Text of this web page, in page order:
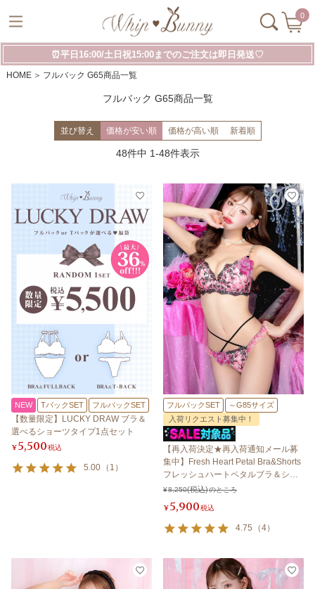
0
⏰平日16:00/土日祝15:00までのご注文は即日発送♡
HOME フルバック G65商品一覧
フルバック G65商品一覧
並び替え 価格が安い順 価格が高い順 新着順
48件中 1-48件表示
NEW TバックSET フルバックSET
【数量限定】LUCKY DRAW ブラ＆
選べるショーツタイプ1点セット
¥5,500税込
5.00 （ 1 ）
フルバックSET
～G85サイズ
入荷リクエスト募集中！
【再入荷決定★再入荷通知メール募
集中】Fresh Heart Petal Bra&Shorts
フレッシュハートペタルブラ＆ショ
ーツ 【LB5500】
¥8,250 のところ
¥5,900税込
4.75 （4）